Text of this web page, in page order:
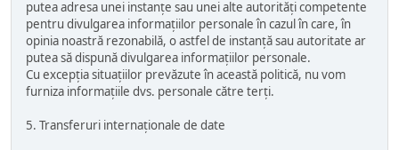
putea adresa unei instanțe sau unei alte autorități competente
pentru divulgarea informațiilor personale în cazul în care, în
opinia noastră rezonabilă, o astfel de instanță sau autoritate ar
putea să dispună divulgarea informațiilor personale.
Cu excepția situațiilor prevăzute în această politică, nu vom
furniza informațiile dvs. personale către terți.
5. Transferuri internaționale de date